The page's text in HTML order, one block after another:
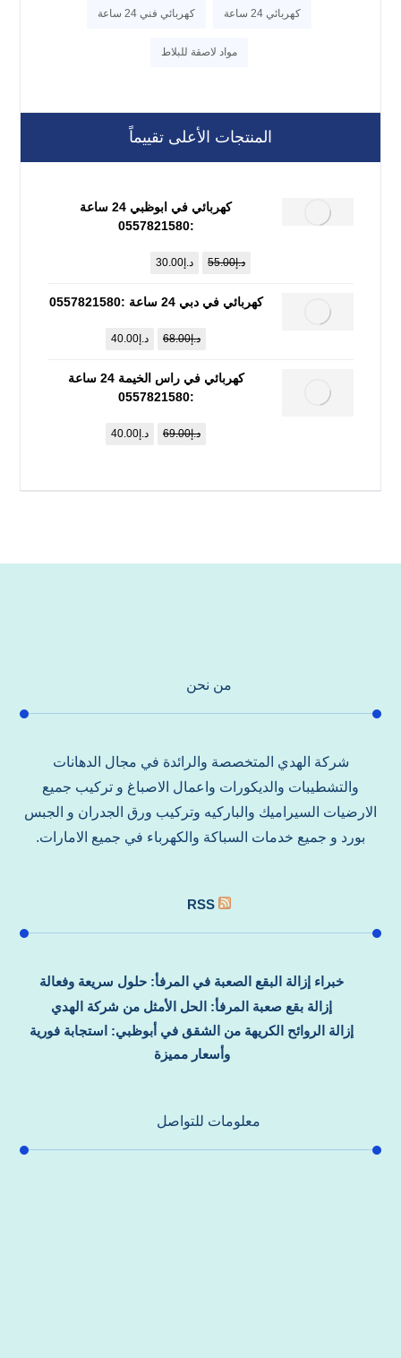
كهربائي 24 ساعة كهربائي فني 24 ساعة
مواد لاصقة للبلاط
المنتجات الأعلى تقييماً
كهربائي في ابوظبي 24 ساعة
:0557821580
د.إ55.00 د.إ 30.00
كهربائي في دبي 24 ساعة :0557821580
د.إ68.00 د.إ 40.00
كهربائي في راس الخيمة 24 ساعة
:0557821580
د.إ69.00 د.إ 40.00
من نحن
شركة الهدي المتخصصة والرائدة في مجال الدهانات
والتشطيبات والديكورات واعمال الاصباغ و تركيب جميع
الارضيات السيراميك والباركيه وتركيب ورق الجدران و الجبس
بورد و جميع خدمات السباكة والكهرباء في جميع الامارات.
RSS
خبراء إزالة البقع الصعبة في المرفأ: حلول سريعة وفعالة
إزالة بقع صعبة المرفأ: الحل الأمثل من شركة الهدي
إزالة الروائح الكريهة من الشقق في أبوظبي: استجابة فورية
وأسعار مميزة
معلومات للتواصل